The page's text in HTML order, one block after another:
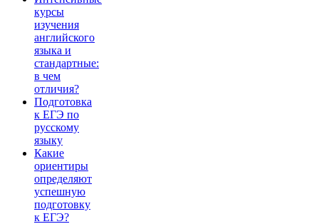
курсы
изучения
английского
языка и
стандартные:
в чем
отличия?
Подготовка
к ЕГЭ по
русскому
языку
Какие
ориентиры
определяют
успешную
подготовку
к ЕГЭ?